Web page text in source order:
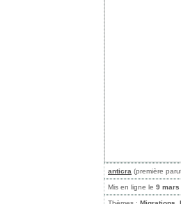
anticra (première
Mis en ligne le 9 mars